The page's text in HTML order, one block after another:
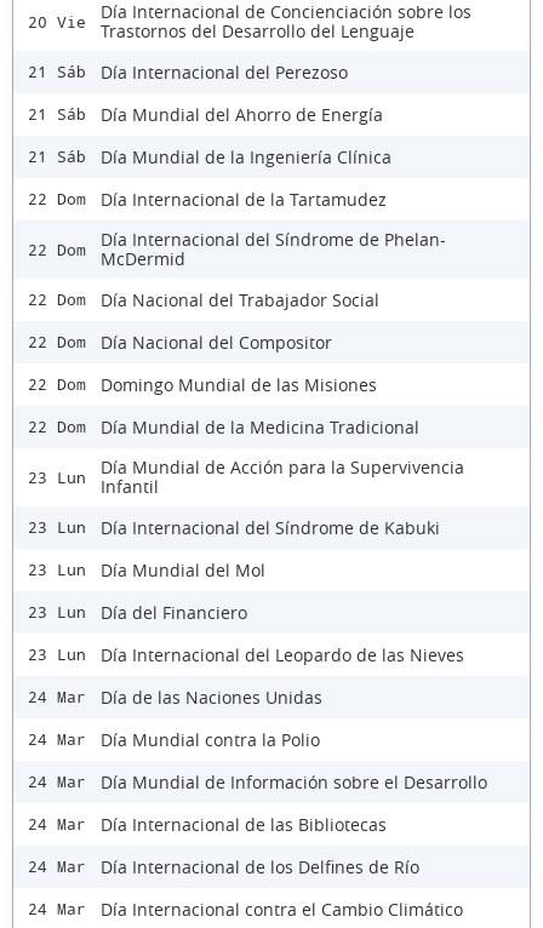
20 Vie
Día Internacional de Concienciación sobre los
Trastornos del Desarrollo del Lenguaje
21 Sáb Día Internacional del Perezoso
21 Sáb Día Mundial del Ahorro de Energía
21 Sáb Día Mundial de la Ingeniería Clínica
22 Dom Día Internacional de la Tartamudez
22 Dom
Día Internacional del Síndrome de Phelan-
McDermid
22 Dom Día Nacional del Trabajador Social
22 Dom Día Nacional del Compositor
22 Dom Domingo Mundial de las Misiones
22 Dom Día Mundial de la Medicina Tradicional
23 Lun
Día Mundial de Acción para la Supervivencia
Infantil
23 Lun Día Internacional del Síndrome de Kabuki
23 Lun Día Mundial del Mol
23 Lun Día del Financiero
23 Lun Día Internacional del Leopardo de las Nieves
24 Mar Día de las Naciones Unidas
24 Mar Día Mundial contra la Polio
24 Mar Día Mundial de Información sobre el Desarrollo
24 Mar Día Internacional de las Bibliotecas
24 Mar Día Internacional de los Delfines de Río
24 Mar Día Internacional contra el Cambio Climático